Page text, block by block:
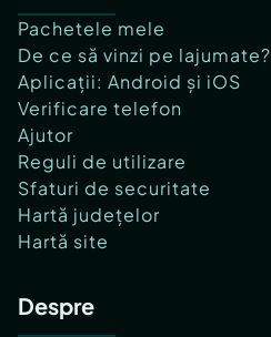
Pachetele mele
De ce să vinzi pe lajumate?
Aplicații: Android și iOS
Verificare telefon
Ajutor
Reguli de utilizare
Sfaturi de securitate
Hartă județelor
Hartă site
Despre